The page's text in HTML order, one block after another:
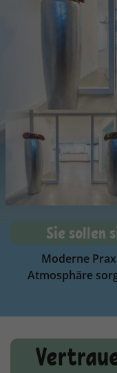
Sie sollen
Moderne
Atmosphäre